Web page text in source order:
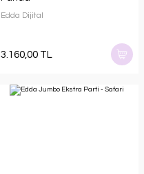
Edda Dijital
3.160,00 TL